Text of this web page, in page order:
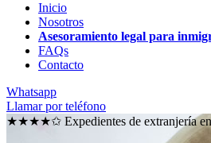
Inicio
Nosotros
Asesoramiento legal para
FAQs
Contacto
Whatsapp
Llamar por teléfono
★★★★✩ Expedientes de extranjería